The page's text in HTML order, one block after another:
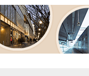
用物
件を
探す
閉じる